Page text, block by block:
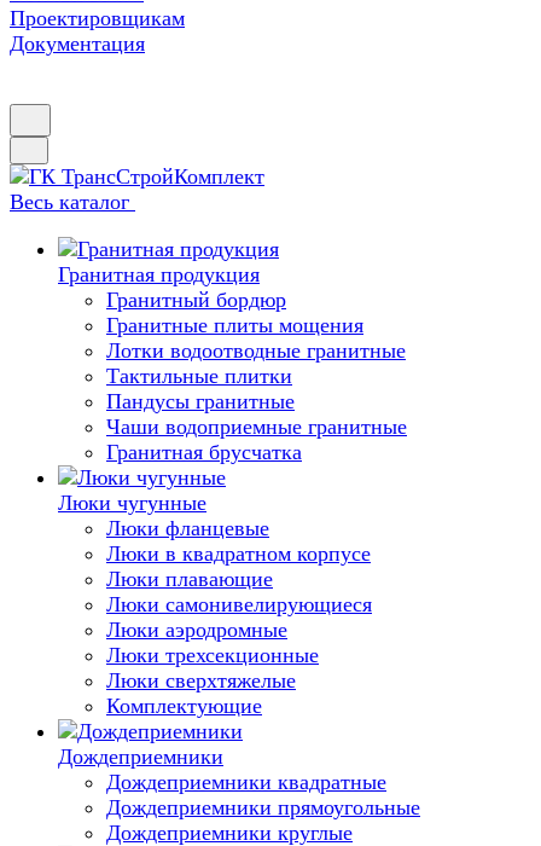
Проектировщикам
Документация
Весь каталог
Гранитная продукция
Гранитный бордюр
Гранитные плиты мощения
Лотки водоотводные гранитные
Тактильные плитки
Пандусы гранитные
Чаши водоприемные гранитные
Гранитная брусчатка
Люки чугунные
Люки фланцевые
Люки в квадратном корпусе
Люки плавающие
Люки самонивелирующиеся
Люки аэродромные
Люки трехсекционные
Люки сверхтяжелые
Комплектующие
Дождеприемники
Дождеприемники квадратные
Дождеприемники прямоугольные
Дождеприемники круглые